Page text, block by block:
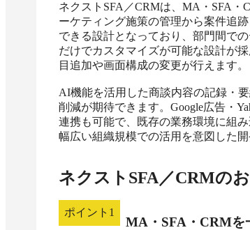
ネクストSFA／CRMは、MA・SFA・
ーケティング施策の管理から案件追
できる設計となっており、部門間で
だけでカスタマイズが可能な設計が
目追加や画面構成の変更が行えます。
AI機能を活用した商談内容の記録・
削減が期待できます。Google広告・
連携も可能で、既存の業務環境に組
幅広い組織規模での活用を意図した
ネクストSFA／CRMの
ポイント 1
MA・SFA・CRMを